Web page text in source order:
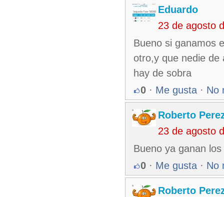
Eduardo
23 de agosto
Bueno si ganamos
otro,y que nedie de
hay de sobra
0 · Me gusta · No
Roberto
23 de agosto
Bueno ya ganan
0 · Me gusta · No
Roberto